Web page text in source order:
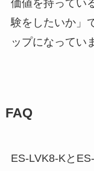
価値を持ってい
験をしたいか」
ップになってい
FAQ
ES-LVK8-Kと